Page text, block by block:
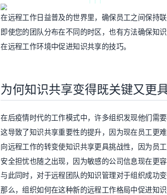
在远程工作日益普及的世界里，确保员工之间保持
即使您的团队分布在不同的时区，也有方法确保知
在远程工作环境中促进知识共享的技巧。
为何知识共享变得既关键又更
在后疫情时代的工作模式中，许多组织发现他们需
这导致了知识共享重要性的提升，因为现在员工更
向远程工作的转变使知识共享更具挑战性，因为员
安全担忧也随之出现，因为敏感的公司信息现在更容
与此同时，对于远程团队的知识管理对于组织成功变
那么，组织如何在这种新的远程工作格局中促进知识